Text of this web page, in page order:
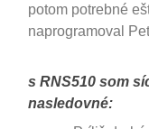
potom potrebné
naprogramoval
s RNS510 som
nasledovné: